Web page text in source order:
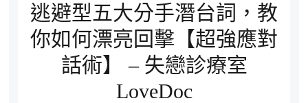
逃避型五大分手潛台詞，教
你如何漂亮回擊【超強應對
話術】 – 失戀診療室
LoveDoc